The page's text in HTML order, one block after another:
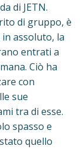
di JETN.
di gruppo, è
assoluto, la
entrati a
Ciò ha
con
sue
tra di esse.
spasso e
quello